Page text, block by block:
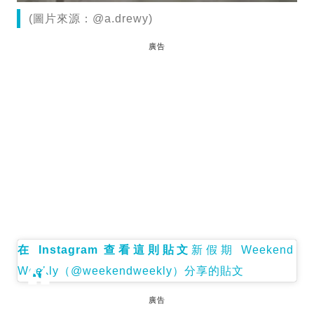
(圖片來源：@a.drewy)
廣告
在 Instagram 查看這則貼文 新假期 Weekend
Weekly（@weekendweekly）分享的貼文
廣告